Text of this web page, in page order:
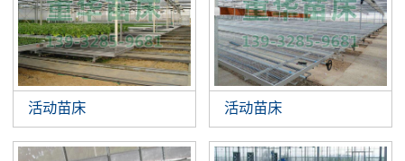
活动苗床 活动苗床